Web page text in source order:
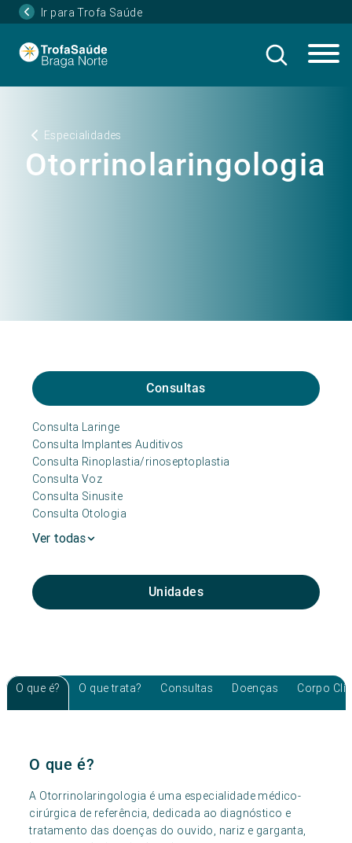
Ir para Trofa Saúde
Especialidades
Otorrinolaringologia
Consultas
Consulta Laringe
Consulta Implantes Auditivos
Consulta Rinoplastia/rinoseptoplastia
Consulta Voz
Consulta Sinusite
Consulta Otologia
Ver todas
Unidades
O que é? O que trata? Consultas Doenças Corpo
O que é?
A Otorrinolaringologia é uma especialidade médico-
cirúrgica de referência, dedicada ao diagnóstico e
tratamento das doenças do ouvido, nariz e garganta,